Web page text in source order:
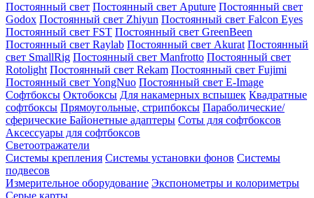
Постоянный свет Постоянный свет Aputure Постоянный свет
Godox Постоянный свет Zhiyun Постоянный свет Falcon Eyes
Постоянный свет FST Постоянный свет GreenBeen
Постоянный свет Raylab Постоянный свет Akurat Постоянный
свет SmallRig Постоянный свет Manfrotto Постоянный свет
Rotolight Постоянный свет Rekam Постоянный свет Fujimi
Постоянный свет YongNuo Постоянный свет E-Image
Софтбоксы Октобоксы Для накамерных вспышек Квадратные
софтбоксы Прямоугольные, стрипбоксы Параболические/
сферические Байонетныe адаптеры Соты для софтбоксов
Аксессуары для софтбоксов
Светоотражатели
Системы крепления Системы установки фонов Системы
подвесов
Измерительное оборудование Экспонометры и колориметры
Серые карты